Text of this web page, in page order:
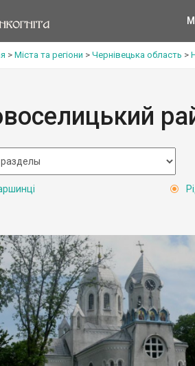
> Міста та регіони > Чернівецька область >